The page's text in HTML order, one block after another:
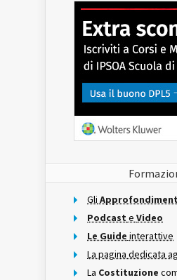
Gli
Podcast e Video
Le Guide interattive
La pagina dedicata
La Costituzione